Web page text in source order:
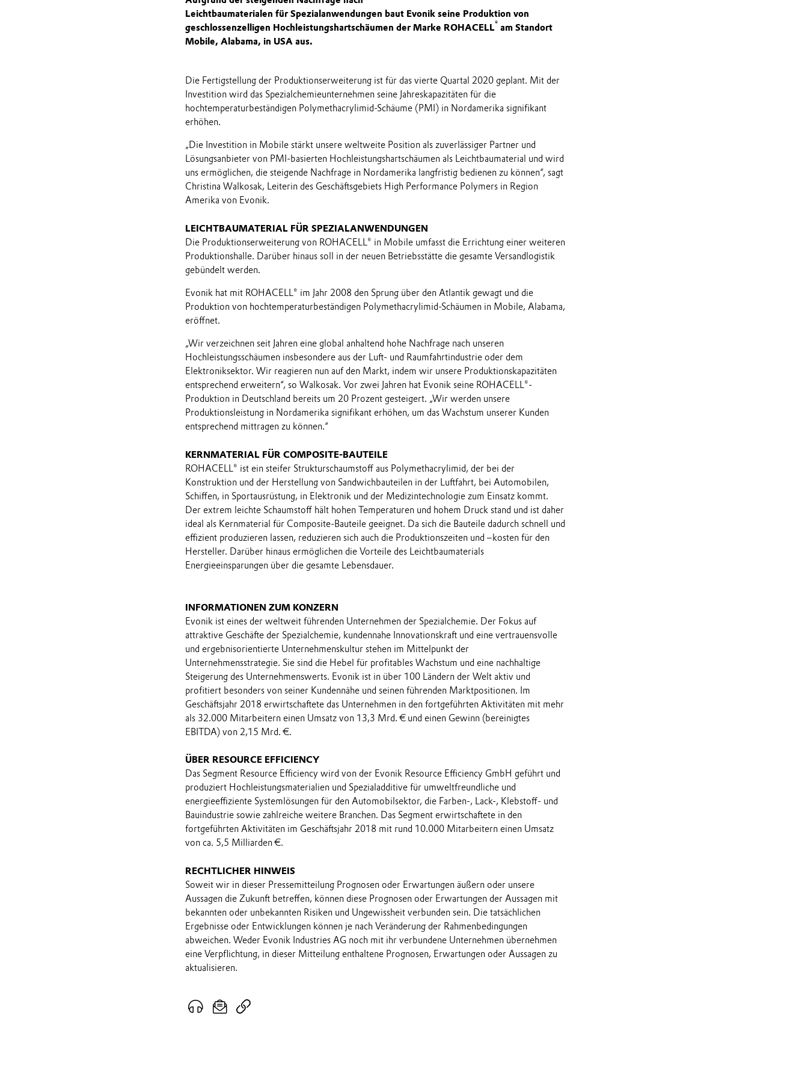
Leichtbaumaterialen für Spezialanwendungen baut Evonik seine Produktion von
geschlossenzelligen Hochleistungshartschäumen der Marke ROHACELL® am Standort
Mobile, Alabama, in USA aus.
Die Fertigstellung der Produktionserweiterung ist für das vierte Quartal 2020 geplant. Mit der
Investition wird das Spezialchemieunternehmen seine Jahreskapazitäten für die
hochtemperaturbeständigen Polymethacrylimid-Schäume (PMI) in Nordamerika signifikant
erhöhen.
„Die Investition in Mobile stärkt unsere weltweite Position als zuverlässiger Partner und
Lösungsanbieter von PMI-basierten Hochleistungshartschäumen als Leichtbaumaterial und wird
uns ermöglichen, die steigende Nachfrage in Nordamerika langfristig bedienen zu können“, sagt
Christina Walkosak, Leiterin des Geschäftsgebiets High Performance Polymers in Region
Amerika von Evonik.
LEICHTBAUMATERIAL FÜR SPEZIALANWENDUNGEN
Die Produktionserweiterung von ROHACELL® in Mobile umfasst die Errichtung einer weiteren
Produktionshalle. Darüber hinaus soll in der neuen Betriebsstätte die gesamte Versandlogistik
gebündelt werden.
Evonik hat mit ROHACELL® im Jahr 2008 den Sprung über den Atlantik gewagt und die
Produktion von hochtemperaturbeständigen Polymethacrylimid-Schäumen in Mobile, Alabama,
eröffnet.
„Wir verzeichnen seit Jahren eine global anhaltend hohe Nachfrage nach unseren
Hochleistungsschäumen insbesondere aus der Luft- und Raumfahrtindustrie oder dem
Elektroniksektor. Wir reagieren nun auf den Markt, indem wir unsere Produktionskapazitäten
entsprechend erweitern“, so Walkosak. Vor zwei Jahren hat Evonik seine ROHACELL®-
Produktion in Deutschland bereits um 20 Prozent gesteigert. „Wir werden unsere
Produktionsleistung in Nordamerika signifikant erhöhen, um das Wachstum unserer Kunden
entsprechend mittragen zu können.“
KERNMATERIAL FÜR COMPOSITE-BAUTEILE
ROHACELL® ist ein steifer Strukturschaumstoff aus Polymethacrylimid, der bei der
Konstruktion und der Herstellung von Sandwichbauteilen in der Luftfahrt, bei Automobilen,
Schiffen, in Sportausrüstung, in Elektronik und der Medizintechnologie zum Einsatz kommt.
Der extrem leichte Schaumstoff hält hohen Temperaturen und hohem Druck stand und ist daher
ideal als Kernmaterial für Composite-Bauteile geeignet. Da sich die Bauteile dadurch schnell und
effizient produzieren lassen, reduzieren sich auch die Produktionszeiten und –kosten für den
Hersteller. Darüber hinaus ermöglichen die Vorteile des Leichtbaumaterials
Energieeinsparungen über die gesamte Lebensdauer.
INFORMATIONEN ZUM KONZERN
Evonik ist eines der weltweit führenden Unternehmen der Spezialchemie. Der Fokus auf
attraktive Geschäfte der Spezialchemie, kundennahe Innovationskraft und eine vertrauensvolle
und ergebnisorientierte Unternehmenskultur stehen im Mittelpunkt der
Unternehmensstrategie. Sie sind die Hebel für profitables Wachstum und eine nachhaltige
Steigerung des Unternehmenswerts. Evonik ist in über 100 Ländern der Welt aktiv und
profitiert besonders von seiner Kundennähe und seinen führenden Marktpositionen. Im
Geschäftsjahr 2018 erwirtschaftete das Unternehmen in den fortgeführten Aktivitäten mit mehr
als 32.000 Mitarbeitern einen Umsatz von 13,3 Mrd. € und einen Gewinn (bereinigtes
EBITDA) von 2,15 Mrd. €.
ÜBER RESOURCE EFFICIENCY
Das Segment Resource Efficiency wird von der Evonik Resource Efficiency GmbH geführt und
produziert Hochleistungsmaterialien und Spezialadditive für umweltfreundliche und
energieeffiziente Systemlösungen für den Automobilsektor, die Farben-, Lack-, Klebstoff- und
Bauindustrie sowie zahlreiche weitere Branchen. Das Segment erwirtschaftete in den
fortgeführten Aktivitäten im Geschäftsjahr 2018 mit rund 10.000 Mitarbeitern einen Umsatz
von ca. 5,5 Milliarden €.
RECHTLICHER HINWEIS
Soweit wir in dieser Pressemitteilung Prognosen oder Erwartungen äußern oder unsere
Aussagen die Zukunft betreffen, können diese Prognosen oder Erwartungen der Aussagen mit
bekannten oder unbekannten Risiken und Ungewissheit verbunden sein. Die tatsächlichen
Ergebnisse oder Entwicklungen können je nach Veränderung der Rahmenbedingungen
abweichen. Weder Evonik Industries AG noch mit ihr verbundene Unternehmen übernehmen
eine Verpflichtung, in dieser Mitteilung enthaltene Prognosen, Erwartungen oder Aussagen zu
aktualisieren.